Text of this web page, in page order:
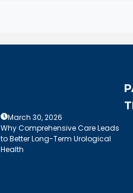
March 30, 2026
Why Comprehensive Care Leads
to Better Long-Term Urological
Health